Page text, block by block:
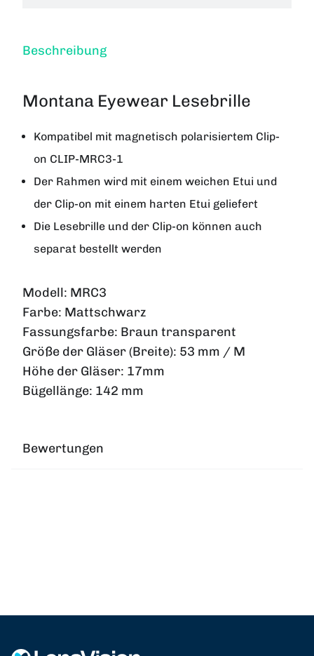
Beschreibung
Montana Eyewear Lesebrille
Kompatibel mit magnetisch polarisiertem Clip-
on CLIP-MRC3-1
Der Rahmen wird mit einem weichen Etui und
der Clip-on mit einem harten Etui geliefert
Die Lesebrille und der Clip-on können auch
separat bestellt werden
Modell: MRC3
Farbe: Mattschwarz
Fassungsfarbe: Braun transparent
Größe der Gläser (Breite): 53 mm / M
Höhe der Gläser: 17mm
Bügellänge: 142 mm
Bewertungen